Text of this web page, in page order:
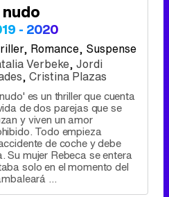
nudo
- 2020
, Romance, Suspense
Verbeke, Jordi
, Cristina Plazas
es un thriller que cuenta
de dos parejas que se
y viven un amor
Todo empieza
de coche y debe
Su mujer Rebeca se entera
solo en el momento del
...